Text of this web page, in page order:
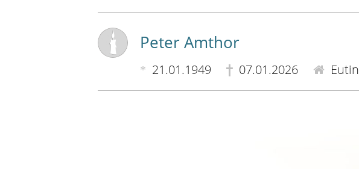
Peter Amthor
21.01.1949 07.01.2026 Eutin